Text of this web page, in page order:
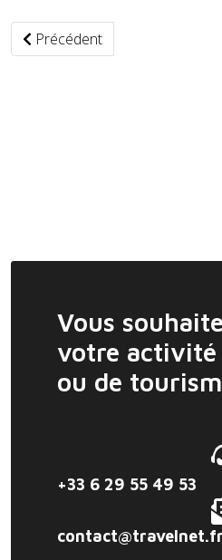
Article précédent : Uber et
Précédent
Vous
votre
ou de
+33 6 29 55 49 53
contact@travelnet.fr